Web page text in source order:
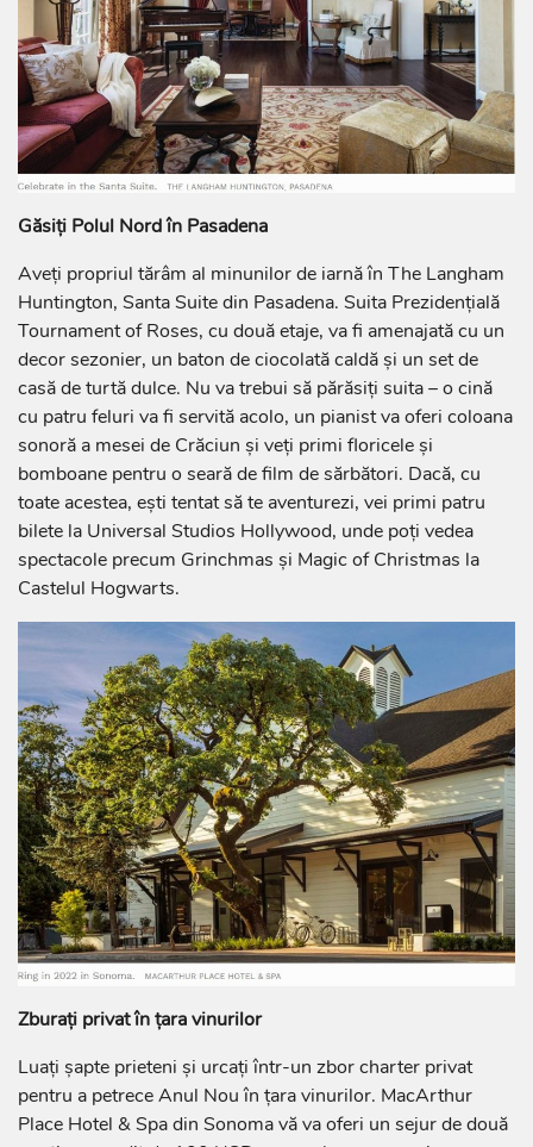
Găsiți Polul Nord în Pasadena
Aveți propriul tărâm al minunilor de iarnă în The Langham
Huntington, Santa Suite din Pasadena. Suita Prezidențială
Tournament of Roses, cu două etaje, va fi amenajată cu un
decor sezonier, un baton de ciocolată caldă și un set de
casă de turtă dulce. Nu va trebui să părăsiți suita – o cină
cu patru feluri va fi servită acolo, un pianist va oferi coloana
sonoră a mesei de Crăciun și veți primi floricele și
bomboane pentru o seară de film de sărbători. Dacă, cu
toate acestea, ești tentat să te aventurezi, vei primi patru
bilete la Universal Studios Hollywood, unde poți vedea
spectacole precum Grinchmas și Magic of Christmas la
Castelul Hogwarts.
Zburați privat în țara vinurilor
Luați șapte prieteni și urcați într-un zbor charter privat
pentru a petrece Anul Nou în țara vinurilor. MacArthur
Place Hotel & Spa din Sonoma vă va oferi un sejur de două